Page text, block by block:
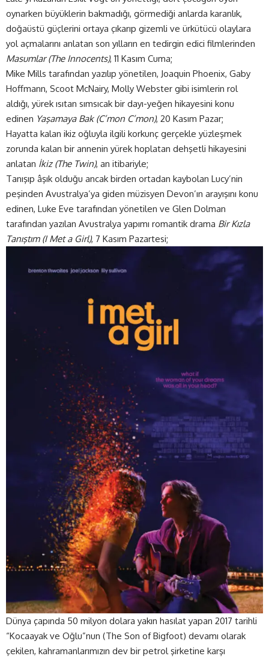
oynarken büyüklerin bakmadığı, görmediği anlarda karanlık,
doğaüstü güçlerini ortaya çıkarıp gizemli ve ürkütücü olaylara
yol açmalarını anlatan son yılların en tedirgin edici filmlerinden
Masumlar (The Innocents), 11 Kasım Cuma;
Mike Mills tarafından yazılıp yönetilen, Joaquin Phoenix, Gaby
Hoffmann, Scoot McNairy, Molly Webster gibi isimlerin rol
aldığı, yürek ısıtan sımsıcak bir dayı-yeğen hikayesini konu
edinen Yaşamaya Bak (C’mon C’mon), 20 Kasım Pazar;
Hayatta kalan ikiz oğluyla ilgili korkunç gerçekle yüzleşmek
zorunda kalan bir annenin yürek hoplatan dehşetli hikayesini
anlatan İkiz (The Twin), an itibariyle;
Tanışıp âşık olduğu ancak birden ortadan kaybolan Lucy’nin
peşinden Avustralya’ya giden müzisyen Devon’ın arayışını konu
edinen, Luke Eve tarafından yönetilen ve Glen Dolman
tarafından yazılan Avustralya yapımı romantik drama Bir Kızla
Tanıştım (I Met a Girl), 7 Kasım Pazartesi;
Dünya çapında 50 milyon dolara yakın hasılat yapan 2017 tarihli
“Kocaayak ve Oğlu”nun (The Son of Bigfoot) devamı olarak
çekilen, kahramanlarımızın dev bir petrol şirketine karşı